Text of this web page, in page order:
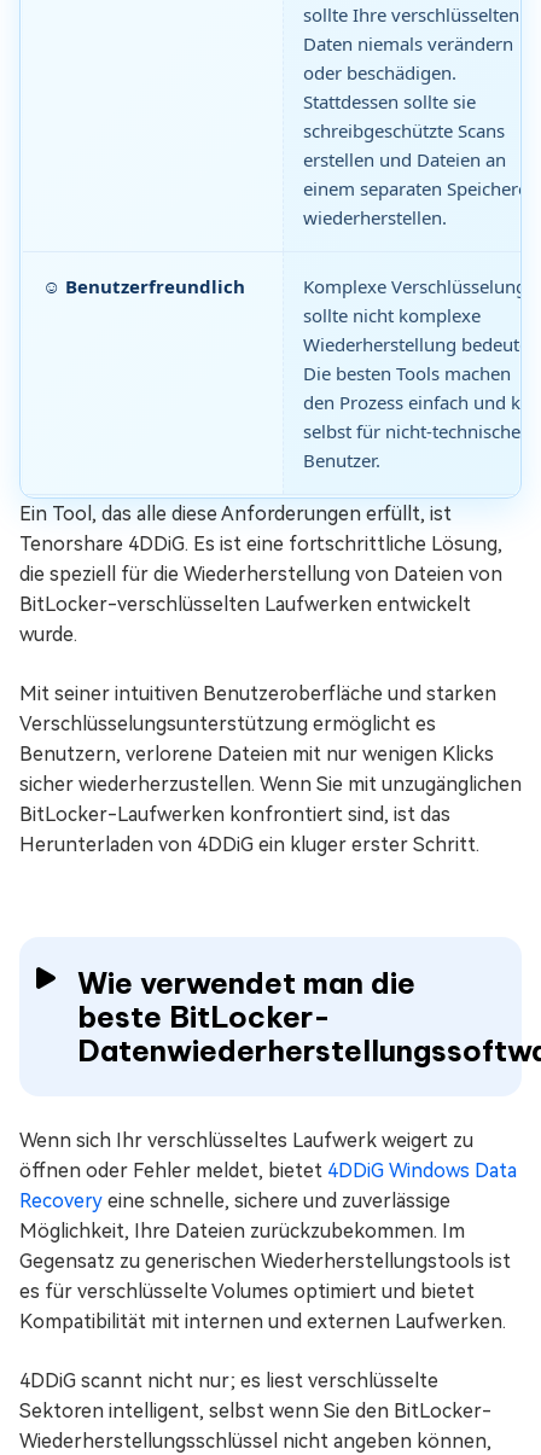
sollte Ihre verschlüsselten
Daten niemals verändern
oder beschädigen.
Stattdessen sollte sie
schreibgeschützte Scans
erstellen und Dateien an
einem separaten Speicherort
wiederherstellen.
☺️ Benutzerfreundlich
Komplexe Verschlüsselung
sollte nicht komplexe
Wiederherstellung
Die besten Tools machen
den Prozess einfach und
selbst für nicht-technische
Benutzer.
Ein Tool, das alle diese Anforderungen erfüllt, ist
Tenorshare 4DDiG. Es ist eine fortschrittliche Lösung,
die speziell für die Wiederherstellung von Dateien von
BitLocker-verschlüsselten Laufwerken entwickelt
wurde.
Mit seiner intuitiven Benutzeroberfläche und starken
Verschlüsselungsunterstützung ermöglicht es
Benutzern, verlorene Dateien mit nur wenigen Klicks
sicher wiederherzustellen. Wenn Sie mit unzugänglichen
BitLocker-Laufwerken konfrontiert sind, ist das
Herunterladen von 4DDiG ein kluger erster Schritt.
Wie verwendet man die
beste BitLocker-
Wenn sich Ihr verschlüsseltes Laufwerk weigert zu
öffnen oder Fehler meldet, bietet 4DDiG Windows Data
Recovery eine schnelle, sichere und zuverlässige
Möglichkeit, Ihre Dateien zurückzubekommen. Im
Gegensatz zu generischen Wiederherstellungstools ist
es für verschlüsselte Volumes optimiert und bietet
Kompatibilität mit internen und externen Laufwerken.
4DDiG scannt nicht nur; es liest verschlüsselte
Sektoren intelligent, selbst wenn Sie den BitLocker-
Wiederherstellungsschlüssel nicht angeben können,